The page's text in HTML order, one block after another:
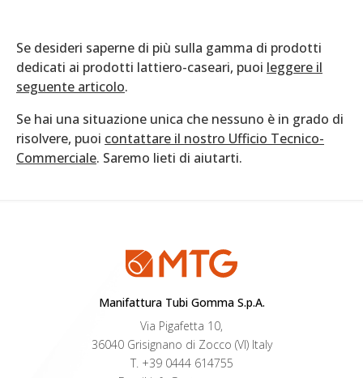
Se desideri saperne di più sulla gamma di prodotti
dedicati ai prodotti lattiero-caseari, puoi leggere il
seguente articolo.
Se hai una situazione unica che nessuno è in grado di
risolvere, puoi contattare il nostro Ufficio Tecnico-
Commerciale. Saremo lieti di aiutarti.
Manifattura Tubi Gomma S.p.A.
Via Pigafetta 10,
36040 Grisignano di Zocco (VI) Italy
T. +39 0444 614755